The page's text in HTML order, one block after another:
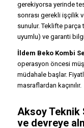
gerekiyorsa yerinde
sonrası gerekli işçilik
sunulur. Teklifte
uyumlu) ve garanti
İldem Beko Kombi
operasyon öncesi
müdahale başlar.
masraflardan kaçınılır.
Aksoy Teknik
ve devreye